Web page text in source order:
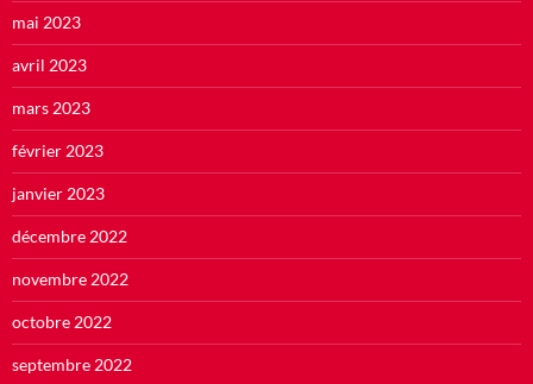
mai 2023
avril 2023
mars 2023
février 2023
janvier 2023
décembre 2022
novembre 2022
octobre 2022
septembre 2022